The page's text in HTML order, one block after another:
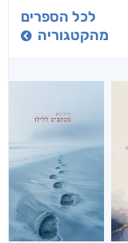
לכל הספרים
מהקטגוריה